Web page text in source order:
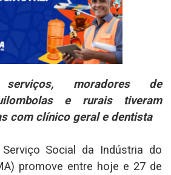
moradores de
e rurais tiveram
com clínico geral e dentista
Serviço Social da Indústria do
promove entre hoje e 27 de